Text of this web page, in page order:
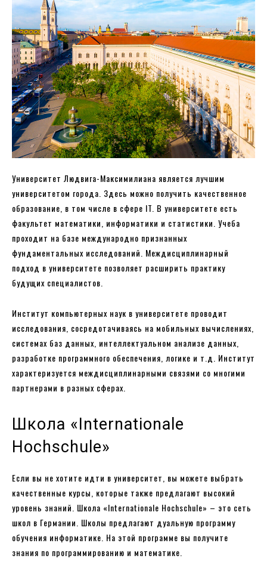
Университет Людвига-Максимилиана является лучшим
университетом города. Здесь можно получить качественное
образование, в том числе в сфере IT. В университете есть
факультет математики, информатики и статистики. Учеба
проходит на базе международно признанных
фундаментальных исследований. Междисциплинарный
подход в университете позволяет расширить практику
будущих специалистов.
Институт компьютерных наук в университете проводит
исследования, сосредотачиваясь на мобильных вычислениях,
системах баз данных, интеллектуальном анализе данных,
разработке программного обеспечения, логике и т.д. Институт
характеризуется междисциплинарными связями со многими
партнерами в разных сферах.
Школа «Internationale
Hochschule»
Если вы не хотите идти в университет, вы можете выбрать
качественные курсы, которые также предлагают высокий
уровень знаний. Школа «Internationale Hochschule» – это сеть
школ в Германии. Школы предлагают дуальную программу
обучения информатике. На этой программе вы получите
знания по программированию и математике.